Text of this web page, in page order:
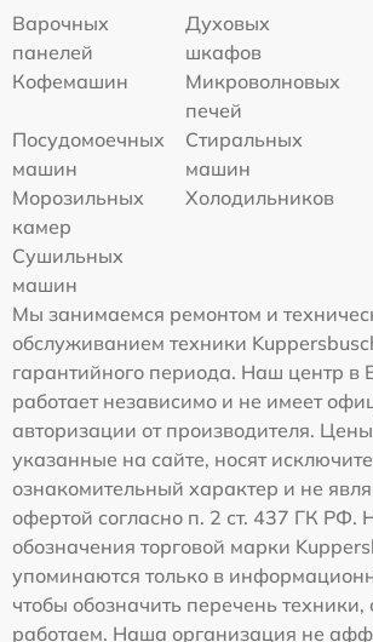
Варочных
панелей
Духовых
шкафов
Кофемашин
Микроволновых
печей
Посудомоечных
машин
Стиральных
машин
Морозильных
камер
Холодильников
Сушильных
машин
Мы занимаемся ремонтом и
обслуживанием техники
гарантийного периода. Наш центр в
работает независимо и не имеет
авторизации от производителя.
указанные на сайте, носят
ознакомительный характер и не
офертой согласно п. 2 ст. 437 ГК РФ.
обозначения торговой марки
упоминаются только в
чтобы обозначить перечень техники,
работаем. Наша организация не